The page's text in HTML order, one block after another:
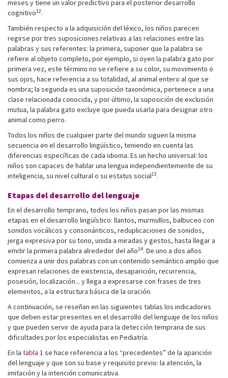
meses y tiene un valor predictivo para el posterior desarrollo
cognitivo12.
También respecto a la adquisición del léxico, los niños parecen
regirse por tres suposiciones relativas a las relaciones entre las
palabras y sus referentes: la primera, suponer que la palabra se
refiere al objeto completo, por ejemplo, si oyen la palabra gato por
primera vez, este término no se refiere a su color, su movimiento o
sus ojos, hace referencia a su totalidad, al animal entero al que se
nombra; la segunda es una suposición taxonómica, pertenece a una
clase relacionada conocida, y por último, la suposición de exclusión
mutua, la palabra gato excluye que pueda usarla para designar otro
animal como perro.
Todos los niños de cualquier parte del mundo siguen la misma
secuencia en el desarrollo lingüístico, teniendo en cuenta las
diferencias específicas de cada idioma. Es un hecho universal: los
niños son capaces de hablar una lengua independientemente de su
inteligencia, su nivel cultural o su estatus social13.
Etapas del desarrollo del lenguaje
En el desarrollo temprano, todos los niños pasan por las mismas
etapas en el desarrollo lingüístico: llantos, murmullos, balbuceo con
sonidos vocálicos y consonánticos, reduplicaciones de sonidos,
jerga expresiva por su tono, unida a miradas y gestos, hasta llegar a
emitir la primera palabra alrededor del año14. De uno a dos años
comienza a unir dos palabras con un contenido semántico amplio que
expresan relaciones de existencia, desaparición, recurrencia,
posesión, localización... y llega a expresarse con frases de tres
elementos, a la estructura básica de la oración.
A continuación, se reseñan en las siguientes tablas los indicadores
que deben estar presentes en el desarrollo del lenguaje de los niños
y que pueden servir de ayuda para la detección temprana de sus
dificultades por los especialistas en Pediatría.
En la tabla 1 se hace referencia a los “precedentes” de la aparición
del lenguaje y que son su base y requisito previo: la atención, la
imitación y la intención comunicativa.